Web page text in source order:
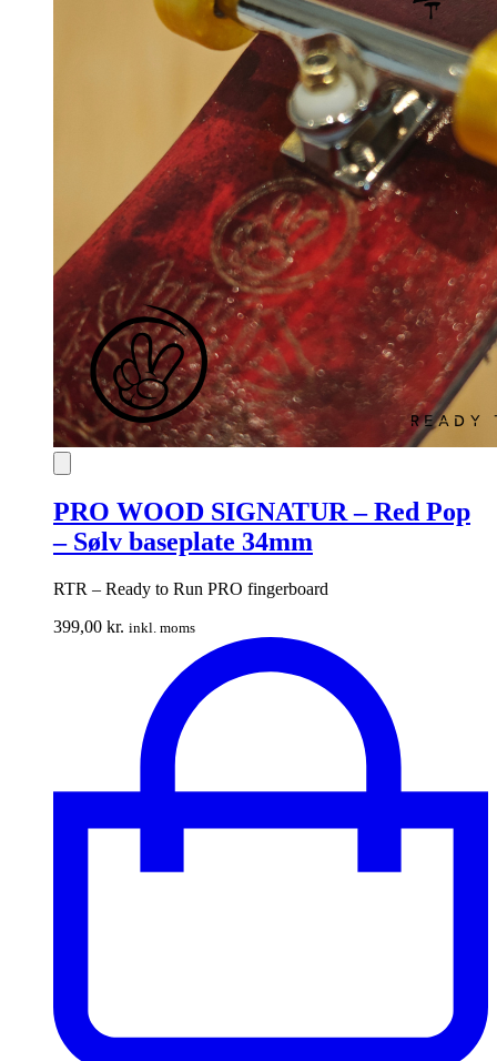
PRO WOOD SIGNATUR – Red Pop
– Sølv baseplate 34mm
RTR – Ready to Run PRO fingerboard
399,00 kr. inkl. moms